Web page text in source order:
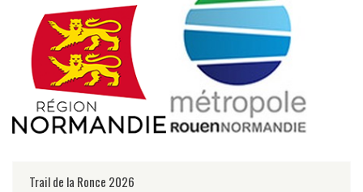
Trail de la Ronce 2026